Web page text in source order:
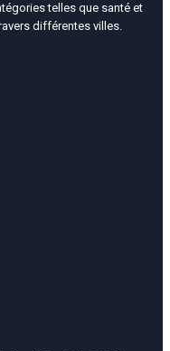
telles que santé et
différentes villes.